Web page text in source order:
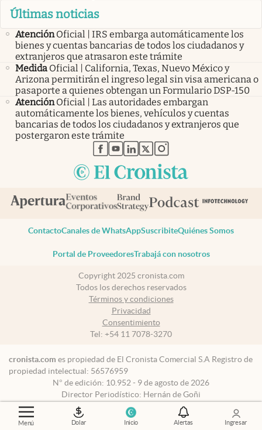
Menú Dolar Inicio Alertas Ingresar
Últimas noticias
Atención Oficial | IRS embarga automáticamente los
bienes y cuentas bancarias de todos los ciudadanos y
extranjeros que atrasaron este trámite
Medida Oficial | California, Texas, Nuevo México y
Arizona permitirán el ingreso legal sin visa americana o
pasaporte a quienes obtengan un Formulario DSP-150
Atención Oficial | Las autoridades embargan
automáticamente los bienes, vehículos y cuentas
bancarias de todos los ciudadanos y extranjeros que
postergaron este trámite
abre en nueva pestaña
abre en nueva pestaña
abre en nueva pestaña
abre en nueva pestaña
abre en nueva pestaña
ContactoCanales de WhatsAppSuscribiteQuiénes Somos
Portal de ProveedoresTrabajá con nosotros
Copyright 2025 cronista.com
Todos los derechos reservados
Términos y condiciones
Privacidad
Consentimiento
Tel: +54 11 7078-3270
cronista.com es propiedad de El Cronista Comercial S.A Registro de
propiedad intelectual: 56576959
N° de edición: 10.952 - 9 de agosto de 2026
Director Periodístico: Hernán de Goñi